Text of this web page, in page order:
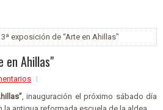
exposición de “Arte en Ahillas"
en Ahillas"
, inauguración el próximo sábado día
la antigua reformada escuela de la aldea.